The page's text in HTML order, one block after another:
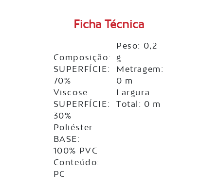
Ficha Técnica
Composição:
SUPERFÍCIE:
70%
Viscose
SUPERFÍCIE:
30%
Poliéster
BASE:
100% PVC
Conteúdo:
PC
Peso: 0,2
g.
Metragem:
0 m
Largura
Total: 0 m